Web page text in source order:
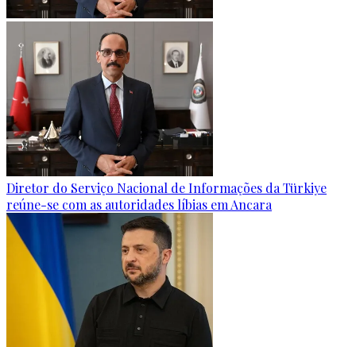
Diretor do Serviço Nacional de Informações da Türkiye
reúne-se com as autoridades líbias em Ancara